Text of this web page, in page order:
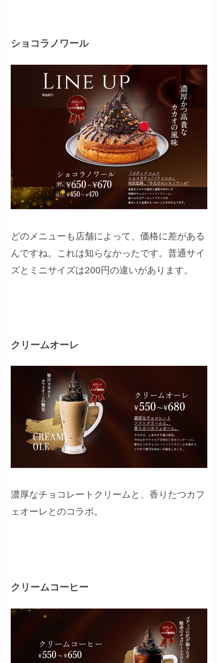
ショコラノワール
どのメニューも店舗によって、価格に差がある
んですね。これは知らなかったです。普通サイ
ズとミニサイズは200円の違いがあります。
クリームオーレ
濃厚なチョコレートクリームと、香りたつカフ
ェオーレとのコラボ。
クリームコーヒー